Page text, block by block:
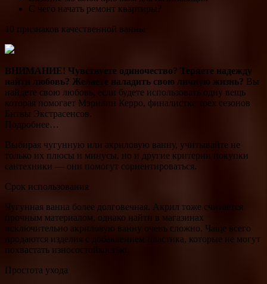
С чего начать ремонт квартиры?
10 признаков качественной ванны
ВНИМАНИЕ! Чувствуете одиночество? Теряете надежду
найти любовь? Желаете наладить свою личную жизнь? Вы
найдете свою любовь, если будете использовать одну вещь
которая помогает Мэрилин Керро, финалистке трех сезонов
Битвы Экстрасенсов.
Подробнее…
Выбирая чугунную или акриловую ванну, учитывайте не
только их плюсы и минусы, но и другие критерии покупки
сантехники — они помогут сориентироваться.
Срок использования
Чугунная ванна более долговечная. Акрил тоже считается
прочным материалом, однако найти в магазинах
исключительно акриловую ванну очень сложно. Чаще всего
продаются изделия с добавлением пластика, которые не могут
похвастать износостойкостью.
Простота ухода